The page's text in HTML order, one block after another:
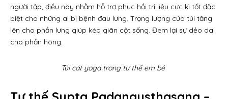
người tập, điều này nhằm hỗ trợ phục hồi trị liệu cực kì tốt đặc
biệt cho những ai bị bệnh đau lưng. Trọng lượng của túi tăng
lên cho phần lưng giúp kéo giãn cột sống. Đem lại sự dẻo dai
cho phần hông.
Túi cát yoga trong tư thế em bé